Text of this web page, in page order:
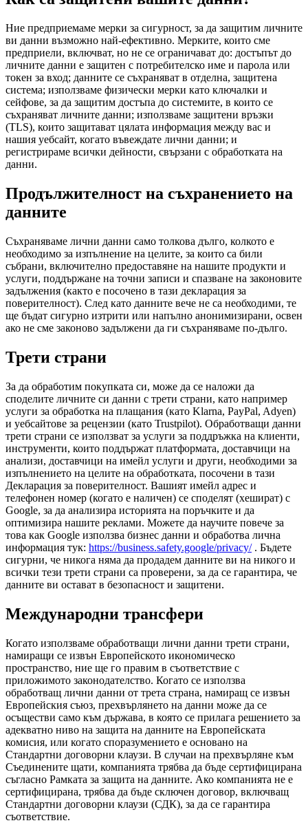
Ние предприемаме мерки за сигурност, за да защитим личните
ви данни възможно най-ефективно. Мерките, които сме
предприели, включват, но не се ограничават до: достъпът до
личните данни е защитен с потребителско име и парола или
токен за вход; данните се съхраняват в отделна, защитена
система; използваме физически мерки като ключалки и
сейфове, за да защитим достъпа до системите, в които се
съхраняват личните данни; използваме защитени връзки
(TLS), които защитават цялата информация между вас и
нашия уебсайт, когато въвеждате лични данни; и
регистрираме всички дейности, свързани с обработката на
данни.
Продължителност на съхранението на
данните
Съхраняваме лични данни само толкова дълго, колкото е
необходимо за изпълнение на целите, за които са били
събрани, включително предоставяне на нашите продукти и
услуги, поддържане на точни записи и спазване на законовите
задължения (както е посочено в тази декларация за
поверителност). След като данните вече не са необходими, те
ще бъдат сигурно изтрити или напълно анонимизирани, освен
ако не сме законово задължени да ги съхраняваме по-дълго.
Трети страни
За да обработим покупката си, може да се наложи да
споделите личните си данни с трети страни, като например
услуги за обработка на плащания (като Klarna, PayPal, Adyen)
и уебсайтове за рецензии (като Trustpilot). Обработващи данни
трети страни се използват за услуги за поддръжка на клиенти,
инструменти, които поддържат платформата, доставчици на
анализи, доставчици на имейл услуги и други, необходими за
изпълнението на целите на обработката, посочени в тази
Декларация за поверителност. Вашият имейл адрес и
телефонен номер (когато е наличен) се споделят (хешират) с
Google, за да анализира историята на поръчките и да
оптимизира нашите реклами. Можете да научите повече за
това как Google използва бизнес данни и обработва лична
информация тук: https://business.safety.google/privacy/. Бъдете
сигурни, че никога няма да продадем данните ви на никого и
всички тези трети страни са проверени, за да се гарантира, че
данните ви остават в безопасност и защитени.
Международни трансфери
Когато използваме обработващи лични данни трети страни,
намиращи се извън Европейското икономическо
пространство, ние ще го правим в съответствие с
приложимото законодателство. Когато се използва
обработващ лични данни от трета страна, намиращ се извън
Европейския съюз, прехвърлянето на данни може да се
осъществи само към държава, в която се прилага решението за
адекватно ниво на защита на данните на Европейската
комисия, или когато споразумението е основано на
Стандартни договорни клаузи. В случаи на прехвърляне към
Съединените щати, компанията трябва да бъде сертифицирана
съгласно Рамката за защита на данните. Ако компанията не е
сертифицирана, трябва да бъде сключен договор, включващ
Стандартни договорни клаузи (СДК), за да се гарантира
съответствие.